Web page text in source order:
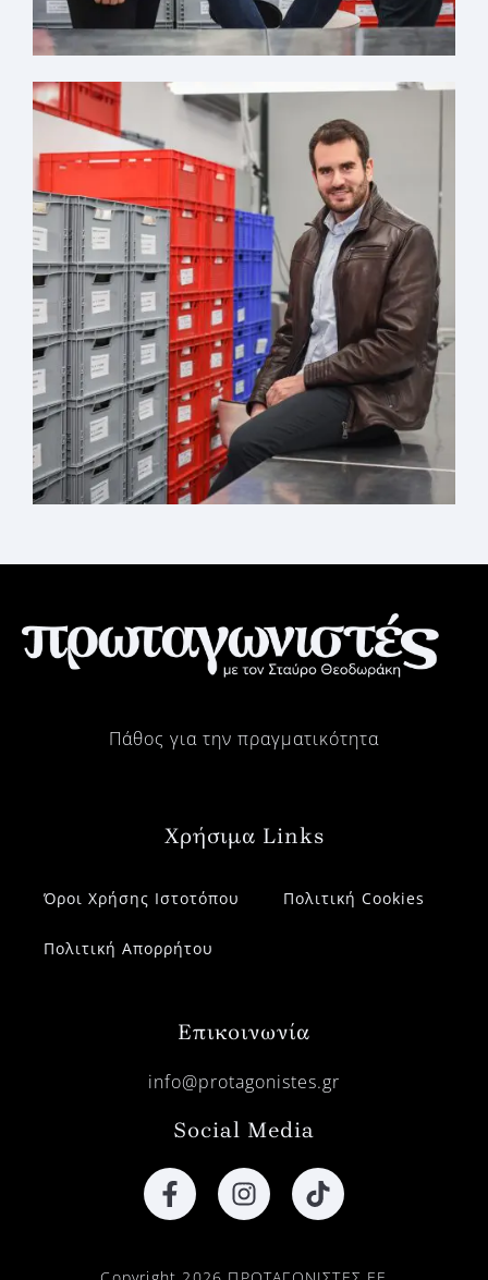
Πάθος για την πραγματικότητα
Χρήσιμα Links
Όροι Χρήσης Ιστοτόπου Πολιτική Cookies
Πολιτική Απορρήτου
Επικοινωνία
info@protagonistes.gr
Social Media